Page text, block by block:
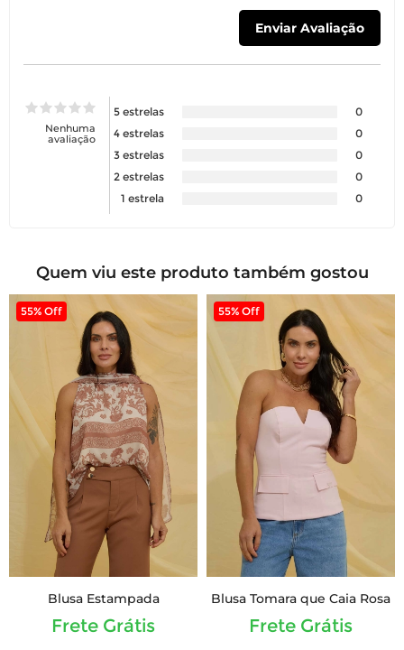
Nenhuma
avaliação
5 estrelas
0
4 estrelas
0
3 estrelas
0
2 estrelas
0
1 estrela
0
Quem viu este produto também gostou
55% Off
Blusa Estampada
Frete Grátis
55% Off
Blusa Tomara que Caia Rosa
Frete Grátis